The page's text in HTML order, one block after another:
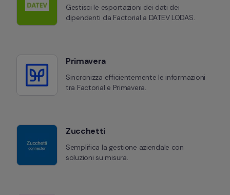
Gestisci le esportazioni dei dati dei
dipendenti da Factorial a DATEV LODAS.
Primavera
Sincronizza efficientemente le informazioni
tra Factorial e Primavera.
Zucchetti
Semplifica la gestione aziendale con
soluzioni su misura.